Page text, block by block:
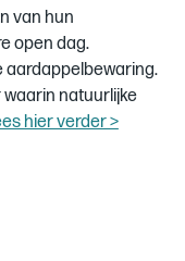
van hun
open dag.
aardappelbewaring.
natuurlijke
hier verder >